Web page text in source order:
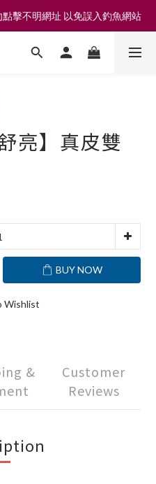
999免運 | 可門市取貨/安裝
擊不明網址 以免誤入釣魚網站
999免運 | 可門市取貨/安裝
亮】真皮雙
BUY NOW
Wishlist
&
Customer
Reviews